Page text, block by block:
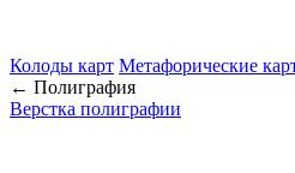
Колоды карт Метафорические
← Полиграфия
Верстка полиграфии